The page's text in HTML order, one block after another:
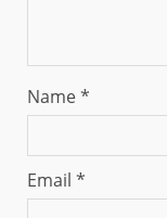
Name*
Email *